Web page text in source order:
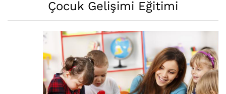
Çocuk Gelişimi Eğitimi